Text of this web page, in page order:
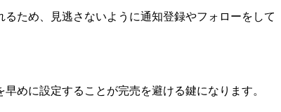
ため、見逃さないように通知登録やフォローをして
めに設定することが完売を避ける鍵になります。